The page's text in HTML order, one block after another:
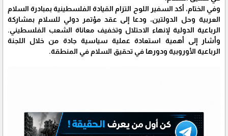
وفي الختام، أكد السفير اللوح التزام القيادة الفلسطينية بمبادرة السلام
العربية وحل الدولتين، ودعا إلى عقد مؤتمر دولي للسلام بمشاركة
الرباعية الدولية لإنهاء الاحتلال وتخفيف معاناة الشعب الفلسطيني.
وأشار إلى أهمية استعادة عملية سياسية جادة من خلال اللجنة
الرباعية الأوروبية ودورها في تحقيق السلام في المنطقة.